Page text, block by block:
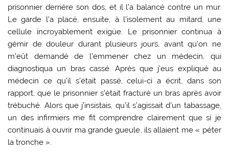
prisonnier derrière son dos, et il l’a balancé contre un mur.
Le garde l’a placé, ensuite, à l’isolement au mitard, une
cellule incroyablement exigüe. Le prisonnier continua à
gémir de douleur durant plusieurs jours, avant qu’on ne
m’eût demandé de l’emmener chez un médecin, qui
diagnostiqua un bras cassé. Après que j’eus expliqué au
médecin ce qu’il s’était passé, celui-ci a écrit, dans son
rapport, que le prisonnier s’était fracturé un bras après avoir
trébuché. Alors que j’insistais, qu’il s’agissait d’un tabassage,
un des infirmiers me fit comprendre clairement que si je
continuais à ouvrir ma grande gueule, ils allaient me « péter
la tronche ».